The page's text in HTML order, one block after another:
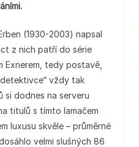
(1930-2003) napsal
z nich patří do série
Exnerem, tedy postavě,
vždy tak
si dodnes na serveru
titulů s tímto lamačem
luxusu skvěle – průměrné
velmi slušných 86